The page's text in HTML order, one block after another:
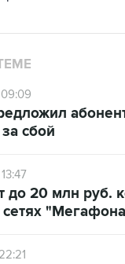
сбой
до 20 млн руб.
сетях